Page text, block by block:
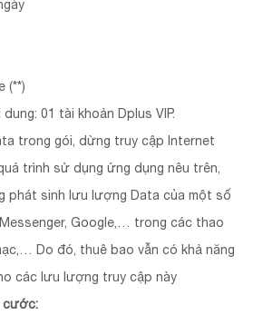
(**)
01 tài khoản Dplus VIP.
trong gói, dừng truy cập Internet
trình sử dụng ứng dụng nêu trên,
phát sinh lưu lượng Data của một số
Google,… trong các thao
Do đó, thuê bao vẫn có khả năng
các lưu lượng truy cập này
cước: